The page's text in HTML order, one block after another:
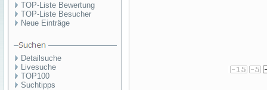
TOP-Liste Bewertung
TOP-Liste Besucher
Neue Einträge
Detailsuche
Livesuche
TOP100
Suchtipps